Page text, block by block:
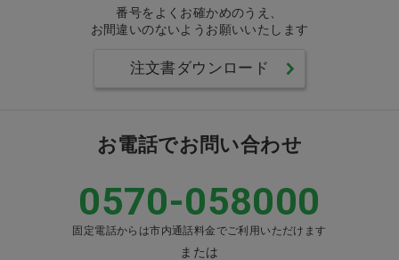
番号をよくお確かめのうえ、
お間違いのないようお願いいたします
注文書ダウンロード
お電話でお問い合わせ
0570-058000
固定電話からは市内通話料金でご利用いただけます
または